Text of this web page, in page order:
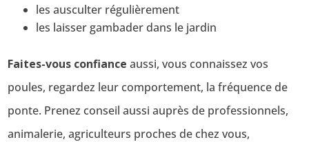
les ausculter régulièrement
les laisser gambader dans le jardin
Faites-vous confiance aussi, vous connaissez vos
poules, regardez leur comportement, la fréquence de
ponte. Prenez conseil aussi auprès de professionnels,
animalerie, agriculteurs proches de chez vous,